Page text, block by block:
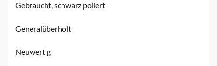
Gebraucht, schwarz poliert
Generalüberholt
Neuwertig